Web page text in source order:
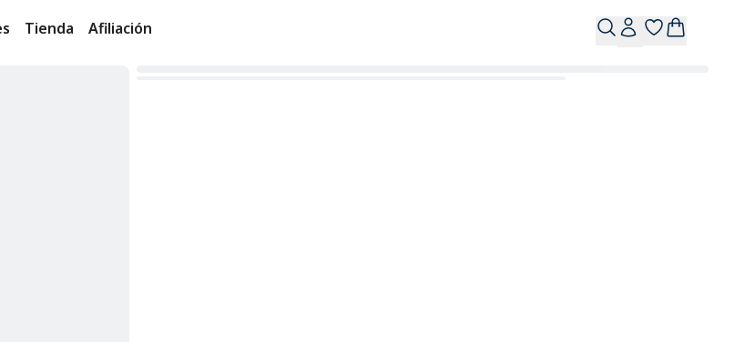
Tienda Afiliación